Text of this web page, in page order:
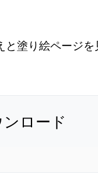
塗り絵ページを
ロード